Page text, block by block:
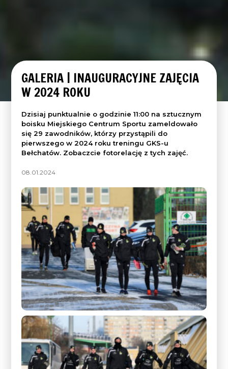
GALERIA | INAUGURACYJNE ZAJĘCIA
W 2024 ROKU
Dzisiaj punktualnie o godzinie 11:00 na sztucznym
boisku Miejskiego Centrum Sportu zameldowało
się 29 zawodników, którzy przystąpili do
pierwszego w 2024 roku treningu GKS-u
Bełchatów. Zobaczcie fotorelację z tych zajęć.
08.01.2024